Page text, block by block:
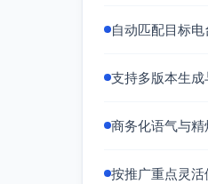
自动匹配目标
支持多版本生
商务化语气与
按推广重点灵